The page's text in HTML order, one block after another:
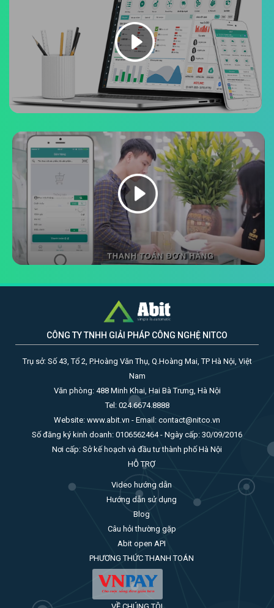
CÔNG TY TNHH GIẢI PHÁP CÔNG NGHỆ NITCO
Trụ sở: Số 43, Tổ 2, P.Hoàng Văn Thụ, Q.Hoàng Mai, TP Hà Nội, Việt
Nam
Văn phòng: 488 Minh Khai, Hai Bà Trưng, Hà Nội
Tel: 024.6674.8888
Website: www.abit.vn - Email: contact@nitco.vn
Số đăng ký kinh doanh: 0106562464 - Ngày cấp: 30/09/2016
Nơi cấp: Sở kế hoạch và đầu tư thành phố Hà Nội
HỖ TRỢ
Video hướng dẫn
Hướng dẫn sử dụng
Blog
Câu hỏi thường gặp
Abit open API
PHƯƠNG THỨC THANH TOÁN